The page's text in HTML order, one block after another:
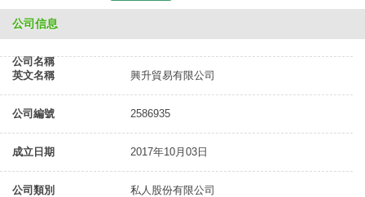
公司信息
公司名稱
英文名稱
興升貿易有限公司
公司編號 2586935
成立日期 2017年10月03日
公司類別 私人股份有限公司